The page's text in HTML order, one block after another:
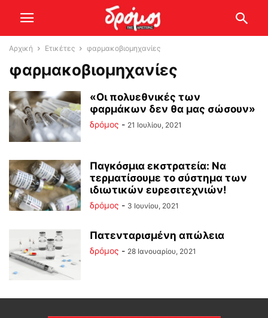
Αρχική Ετικέτες φαρμακοβιομηχανίες
φαρμακοβιομηχανίες
«Οι πολυεθνικές των
φαρμάκων δεν θα μας σώσουν»
δρόμος - 21 Ιουλίου, 2021
Παγκόσμια εκστρατεία: Να
τερματίσουμε το σύστημα των
ιδιωτικών ευρεσιτεχνιών!
δρόμος - 3 Ιουνίου, 2021
Πατενταρισμένη απώλεια
δρόμος - 28 Ιανουαρίου, 2021